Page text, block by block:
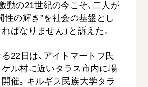
動の21世紀の今こそ、二人が
性の輝き”を社会の基盤とし
ばなりません」と訴えた。
22日は、アイトマートフ氏
ル村に近いタラス市内に場
催。キルギス民族大学タラ